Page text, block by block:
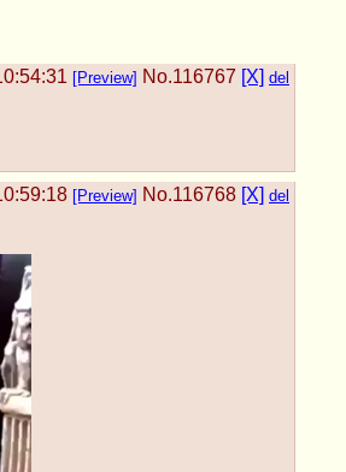
[Preview] No.116767 [X] del
[Preview] No.116768 [X] del